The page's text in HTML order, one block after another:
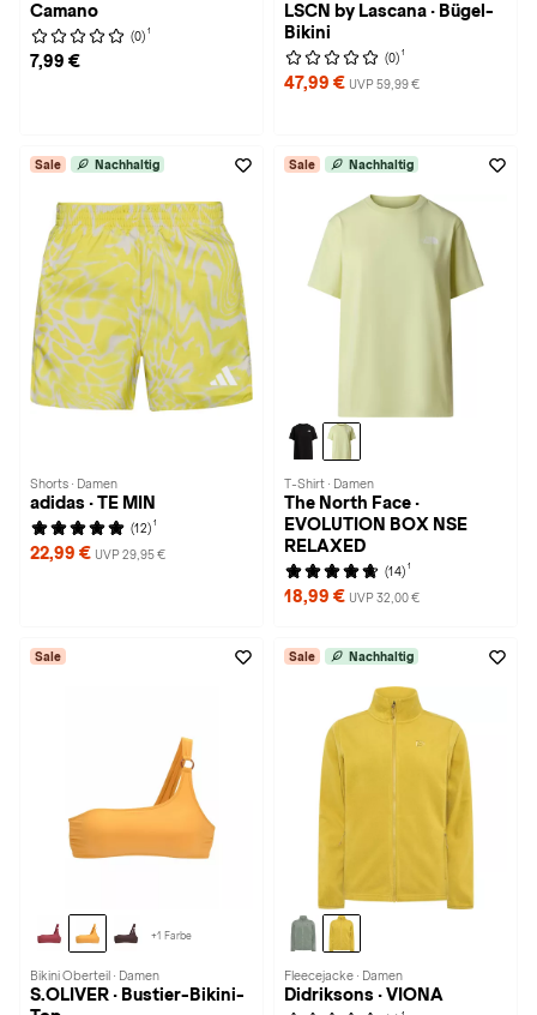
Camano
(0) 1
7,99 €
LSCN by Lascana · Bügel-
Bikini
(0) 1
47,99 € UVP 59,99 €
Sale Nachhaltig
Shorts · Damen
adidas · TE MIN
(12) 1
22,99 € UVP 29,95 €
Sale Nachhaltig
T-Shirt · Damen
The North Face ·
EVOLUTION BOX NSE
RELAXED
(14) 1
18,99 € UVP 32,00 €
Sale
+1 Farbe
Bikini Oberteil · Damen
S.OLIVER · Bustier-Bikini-
Sale Nachhaltig
Fleecejacke · Damen
Didriksons · VIONA